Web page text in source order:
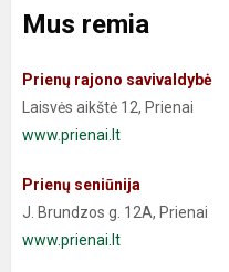
Mus remia
Prienų rajono savivaldybė
Laisvės aikštė 12, Prienai
www.prienai.lt
Prienų seniūnija
J. Brundzos g. 12A, Prienai
www.prienai.lt